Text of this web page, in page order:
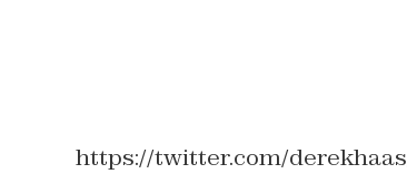
https://twitter.com/